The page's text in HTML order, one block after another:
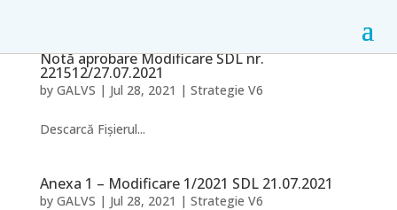
Notă aprobare Modificare SDL nr.
221512/27.07.2021
by GALVS | Jul 28, 2021 | Strategie V6
Descarcă Fișierul...
Anexa 1 – Modificare 1/2021 SDL 21.07.2021
by GALVS | Jul 28, 2021 | Strategie V6